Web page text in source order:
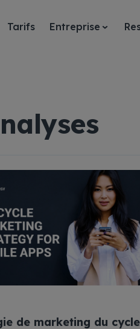
Tarifs Entreprise
de marketing du